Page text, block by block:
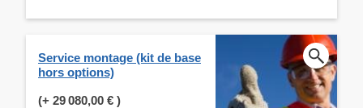
Service montage (kit de base
hors options)
(+ 29 080,00 € )